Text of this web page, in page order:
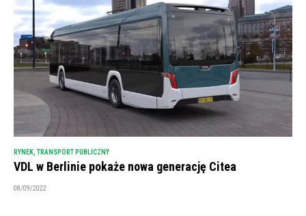
RYNEK, TRANSPORT PUBLICZNY
VDL w Berlinie pokaże nowa generację Citea
08/09/2022